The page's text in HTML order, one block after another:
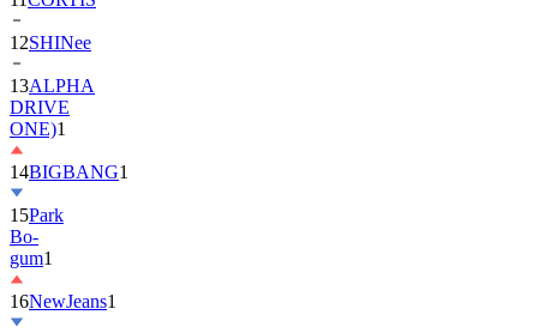
12SHINee
13ALPHA
DRIVE
ONE)1
14BIGBANG1
15Park
Bo-
gum1
16NewJeans1